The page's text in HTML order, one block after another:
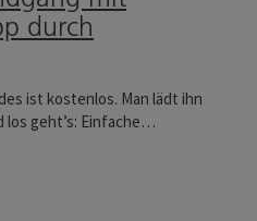
durch
ist kostenlos. Man lädt ihn
geht’s: Einfache
Bürgerbüro. Der Weg
Zeit, vorbei an allen